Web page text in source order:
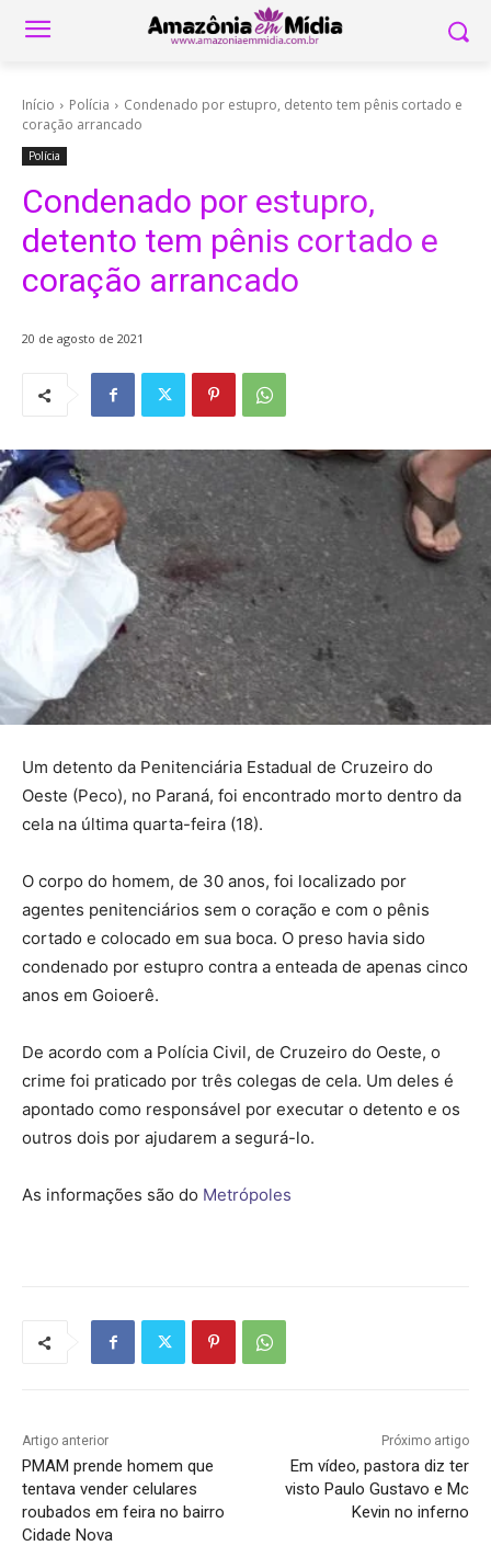
Início Polícia
Condenado por estupro, detento tem pênis cortado e
coração arrancado
Polícia
Condenado por estupro,
detento tem pênis cortado e
coração arrancado
20 de agosto de 2021
Um detento da Penitenciária Estadual de Cruzeiro do
Oeste (Peco), no Paraná, foi encontrado morto dentro da
cela na última quarta-feira (18).
O corpo do homem, de 30 anos, foi localizado por
agentes penitenciários sem o coração e com o pênis
cortado e colocado em sua boca. O preso havia sido
condenado por estupro contra a enteada de apenas cinco
anos em Goioerê.
De acordo com a Polícia Civil, de Cruzeiro do Oeste, o
crime foi praticado por três colegas de cela. Um deles é
apontado como responsável por executar o detento e os
outros dois por ajudarem a segurá-lo.
As informações são do Metrópoles
Artigo anterior
PMAM prende homem que
tentava vender celulares
roubados em feira no bairro
Cidade Nova
Próximo artigo
Em vídeo, pastora diz ter
visto Paulo Gustavo e Mc
Kevin no inferno